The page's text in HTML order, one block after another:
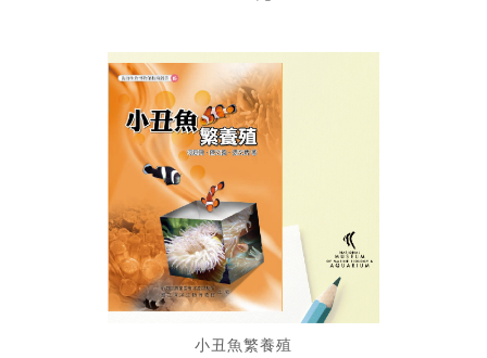
小丑魚繁養殖